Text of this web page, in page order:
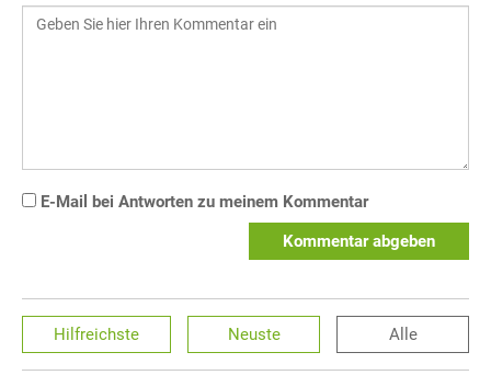
E-Mail bei Antworten zu meinem Kommentar
Kommentar abgeben
Hilfreichste Neuste Alle